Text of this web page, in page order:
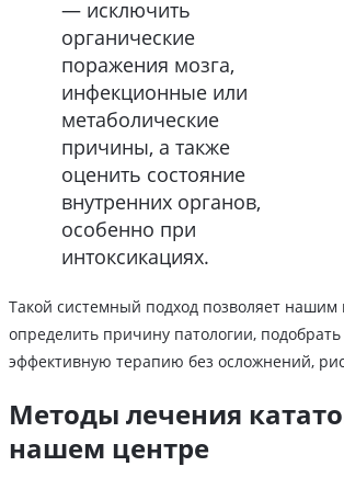
— исключить
органические
поражения мозга,
инфекционные или
метаболические
причины, а также
оценить состояние
внутренних органов,
особенно при
интоксикациях.
Такой системный подход позволяет
определить причину патологии,
эффективную терапию без осложнений,
Методы лечения
нашем центре